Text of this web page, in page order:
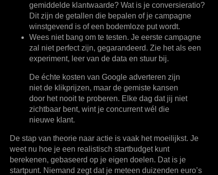
gemiddelde klantwaarde? Wat is je conversieratio?
Dit zijn de getallen die bepalen of je campagne
winstgevend is of een bodemloze put wordt.
Wees niet bang om te testen. Je eerste campagne
zal niet perfect zijn, gegarandeerd. Zie het als een
experiment, leer van de data en stuur bij.
De échte kosten van Google adverteren zijn
niet de klikprijzen, maar de gemiste kansen
door het nooit te proberen. Elke dag dat jij niet
zichtbaar bent, wint je concurrent wél die
nieuwe klant.
De stap van theorie naar actie is vaak het moeilijkst. Je
weet nu hoe je een realistisch startbudget kunt
berekenen, gebaseerd op je eigen doelen. Dat is je
startpunt. Niemand zegt dat je meteen duizenden euro’s